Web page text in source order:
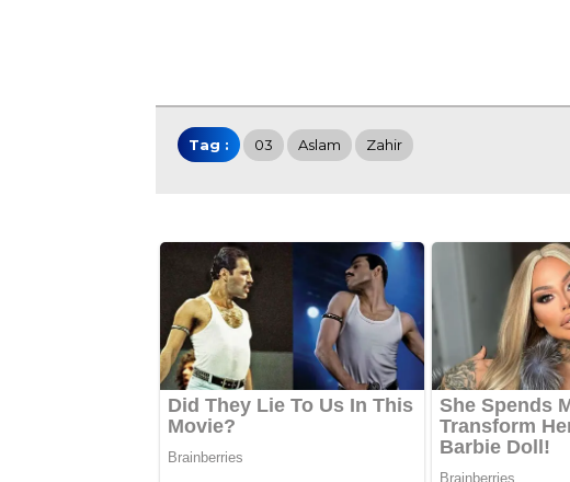
Tag : 03 Aslam Zahir